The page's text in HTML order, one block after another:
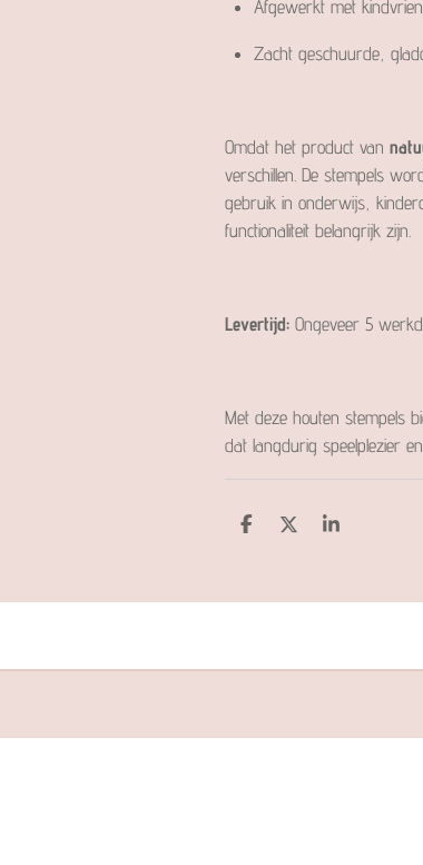
Afgewerkt met
Zacht geschuurde,
Omdat het product van
verschillen. De stempels
gebruik in onderwijs,
functionaliteit belangrijk zijn.
Levertijd: Ongeveer 5
Met deze houten stempels
dat langdurig speelplezier
D
n
D
S
e